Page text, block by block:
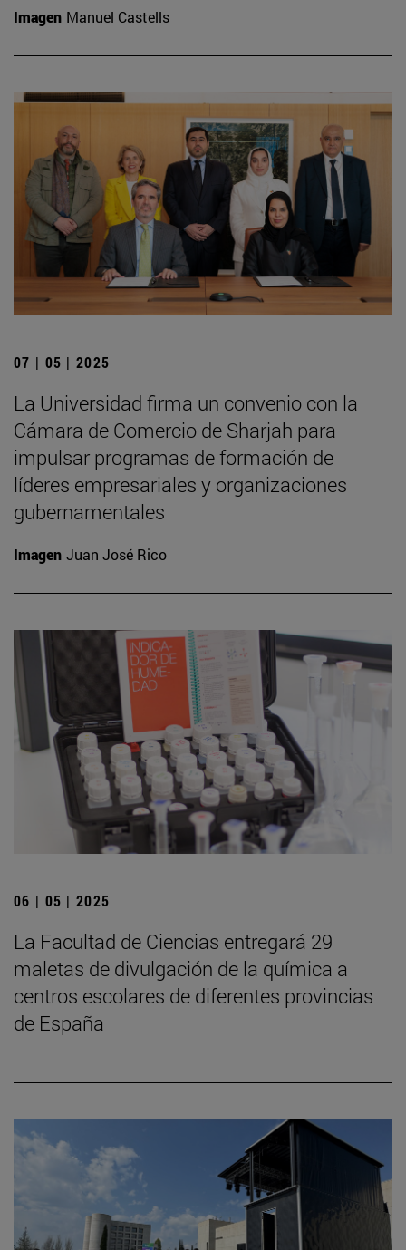
Imagen Manuel Castells
07 | 05 | 2025
La Universidad firma un convenio con la
Cámara de Comercio de Sharjah para
impulsar programas de formación de
líderes empresariales y organizaciones
gubernamentales
Imagen Juan José Rico
06 | 05 | 2025
La Facultad de Ciencias entregará 29
maletas de divulgación de la química a
centros escolares de diferentes provincias
de España